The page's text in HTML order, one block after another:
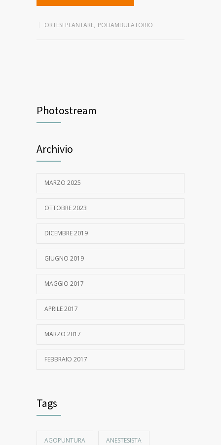
ORTESI PLANTARE, POLIAMBULATORIO
Photostream
Archivio
MARZO 2025
OTTOBRE 2023
DICEMBRE 2019
GIUGNO 2019
MAGGIO 2017
APRILE 2017
MARZO 2017
FEBBRAIO 2017
Tags
AGOPUNTURA ANESTESISTA